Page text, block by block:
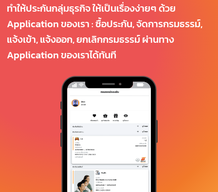
ทำให้ประกันกลุ่มธุรกิจ ให้เป็นเรื่องง่ายๆ ด้วย
Application ของเรา : ซื้อประกัน, จัดการกรมธรรม์,
แจ้งเข้า, แจ้งออก, ยกเลิกกรมธรรม์ ผ่านทาง
Application ของเราได้ทันที